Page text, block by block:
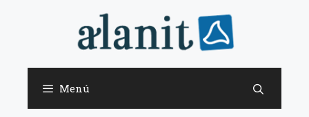
Menú